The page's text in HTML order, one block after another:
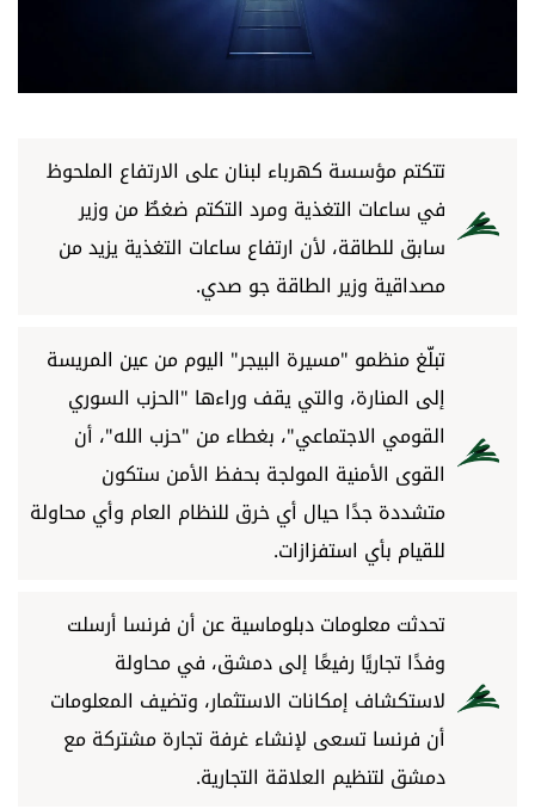
نداء القرّاء
خاص الموقع
كتّابنا
تحت المجهر
اقتصاد
العالم
الصحافة الإسرائيلية
ثقافة وفنون
فصل من كتاب
اقرأ تضحك
تتكتم مؤسسة كهرباء لبنان على الارتفاع الملحوظ
في ساعات التغذية ومرد التكتم ضغطٌ من وزير
سابق للطاقة، لأن ارتفاع ساعات التغذية يزيد من
مصداقية وزير الطاقة جو صدي.
تبلَّغ منظمو "مسيرة البيجر" اليوم من عين المريسة
إلى المنارة، والتي يقف وراءها "الحزب السوري
القومي الاجتماعي"، بغطاء من "حزب الله"، أن
القوى الأمنية المولجة بحفظ الأمن ستكون
متشددة جدًا حيال أي خرق للنظام العام وأي محاولة
للقيام بأي استفزازات.
تحدثت معلومات دبلوماسية عن أن فرنسا أرسلت
وفدًا تجاريًا رفيعًا إلى دمشق، في محاولة
لاستكشاف إمكانات الاستثمار، وتضيف المعلومات
أن فرنسا تسعى لإنشاء غرفة تجارة مشتركة مع
دمشق لتنظيم العلاقة التجارية.